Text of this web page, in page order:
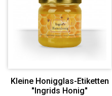
Kleine Honigglas-Etiketten
"Ingrids Honig"